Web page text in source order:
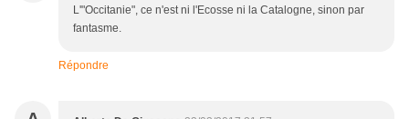
L'"Occitanie", ce n'est ni l'Ecosse ni la Catalogne, sinon par
fantasme.
Répondre